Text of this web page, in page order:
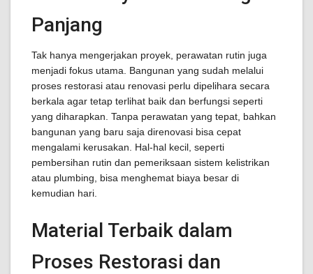
Panjang
Tak hanya mengerjakan proyek, perawatan rutin juga
menjadi fokus utama. Bangunan yang sudah melalui
proses restorasi atau renovasi perlu dipelihara secara
berkala agar tetap terlihat baik dan berfungsi seperti
yang diharapkan. Tanpa perawatan yang tepat, bahkan
bangunan yang baru saja direnovasi bisa cepat
mengalami kerusakan. Hal-hal kecil, seperti
pembersihan rutin dan pemeriksaan sistem kelistrikan
atau plumbing, bisa menghemat biaya besar di
kemudian hari.
Material Terbaik dalam
Proses Restorasi dan